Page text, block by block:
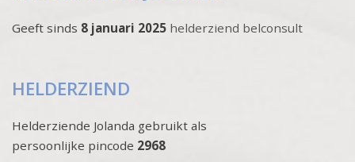
Geeft sinds 8 januari 2025 helderziend belconsult
HELDERZIEND
Helderziende Jolanda gebruikt als
persoonlijke pincode 2968